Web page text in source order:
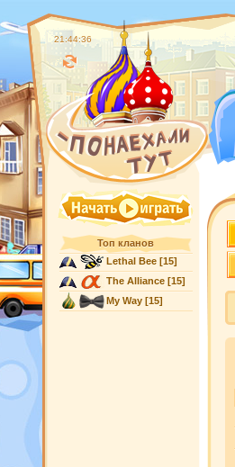
21:44:37
Топ кланов
Lethal Bee[15]
The Alliance[15]
My Way[15]